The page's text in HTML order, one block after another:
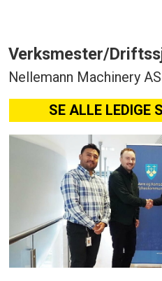
Verksmester/
Nellemann Machinery AS
SE ALLE LEDIGE